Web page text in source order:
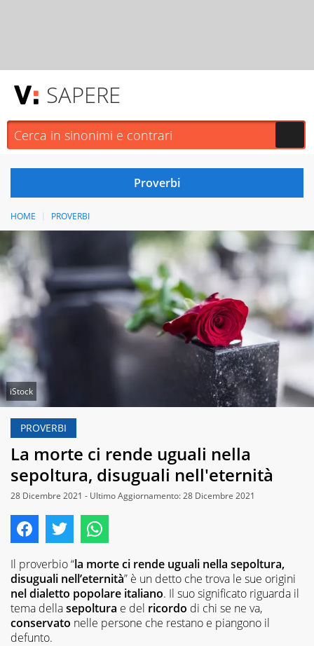
SAPERE
HOME PROVERBI
iStock
PROVERBI
La morte ci rende uguali nella
sepoltura, disuguali nell'eternità
28 Dicembre 2021 - Ultimo Aggiornamento: 28 Dicembre 2021
Il proverbio “la morte ci rende uguali nella sepoltura,
disuguali nell’eternità” è un detto che trova le sue origini
nel dialetto popolare italiano. Il suo significato riguarda il
tema dellasepoltura e del ricordo di chi se ne va,
conservato nelle persone che restano e piangono il
defunto.